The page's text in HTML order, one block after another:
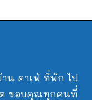
น คาเฟ่ ที่พัก ไป
ต ขอบคุณทุกคนที่